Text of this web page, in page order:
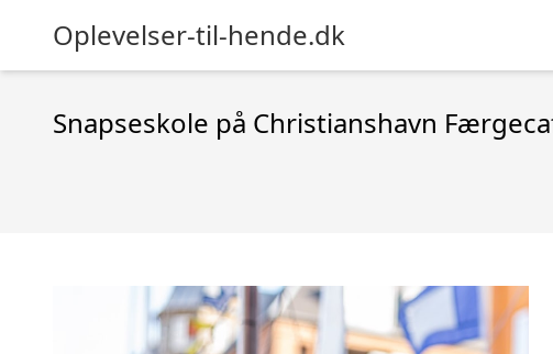
Oplevelser-til-hende.dk
Snapseskole på Christianshavn